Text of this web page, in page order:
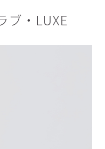
ブ・LUXE